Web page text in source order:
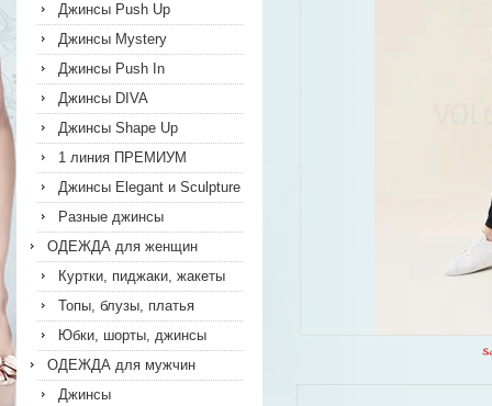
Джинсы Push Up
Джинсы Mystery
Джинсы Push In
Джинсы DIVA
Джинсы Shape Up
1 линия ПРЕМИУМ
Джинсы Elegant и Sculpture
Разные джинсы
ОДЕЖДА для женщин
Куртки, пиджаки, жакеты
Топы, блузы, платья
Юбки, шорты, джинсы
ОДЕЖДА для мужчин
Джинсы